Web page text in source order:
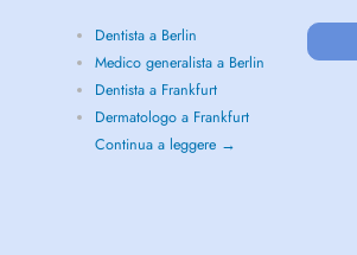
Dentista a Berlin
Medico generalista a Berlin
Dentista a Frankfurt
Dermatologo a Frankfurt
Continua a leggere →